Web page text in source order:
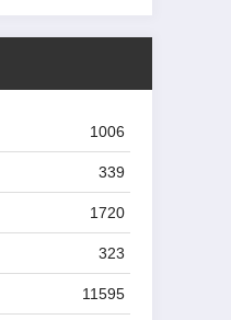
1006
339
1720
323
11595